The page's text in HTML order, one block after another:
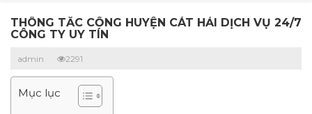
THÔNG TẮC CỐNG HUYỆN CÁT HẢI DỊCH VỤ 24/7
CÔNG TY UY TÍN
admin 2291
Mục lục